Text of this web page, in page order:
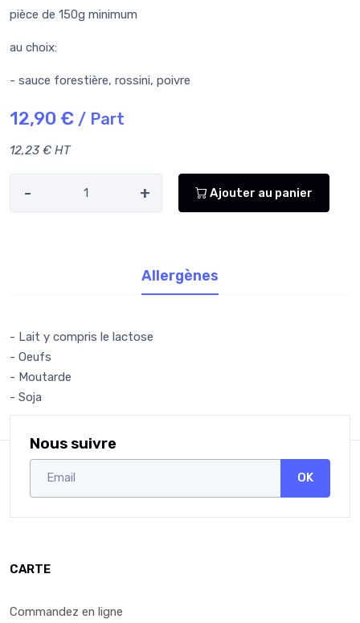
pièce de 150g minimum
au choix:
- sauce forestière, rossini, poivre
12,90 € / Part
12,23 € HT
- + Ajouter au panier
Allergènes
- Lait y compris le lactose
- Oeufs
- Moutarde
- Soja
Nous suivre
OK
CARTE
Commandez en ligne